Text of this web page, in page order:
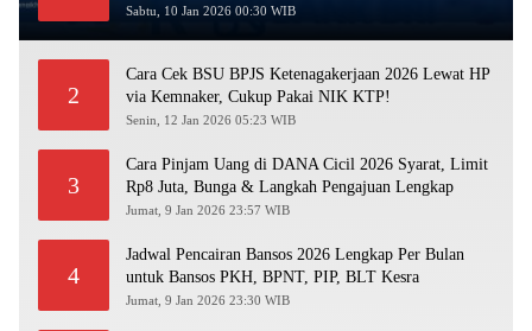
Sabtu, 10 Jan 2026 00:30 WIB
2
Cara Cek BSU BPJS Ketenagakerjaan 2026 Lewat HP
via Kemnaker, Cukup Pakai NIK KTP!
Senin, 12 Jan 2026 05:23 WIB
3
Cara Pinjam Uang di DANA Cicil 2026 Syarat, Limit
Rp8 Juta, Bunga & Langkah Pengajuan Lengkap
Jumat, 9 Jan 2026 23:57 WIB
4
Jadwal Pencairan Bansos 2026 Lengkap Per Bulan
untuk Bansos PKH, BPNT, PIP, BLT Kesra
Jumat, 9 Jan 2026 23:30 WIB